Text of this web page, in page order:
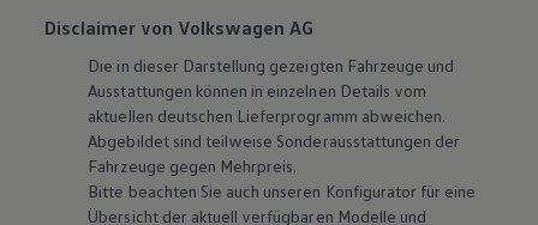
Disclaimer von Volkswagen AG
Die in dieser Darstellung gezeigten Fahrzeuge und
Ausstattungen können in einzelnen Details vom
aktuellen deutschen Lieferprogramm abweichen.
Abgebildet sind teilweise Sonderausstattungen der
Fahrzeuge gegen Mehrpreis.
Bitte beachten Sie auch unseren Konfigurator für eine
Übersicht der aktuell verfügbaren Modelle und